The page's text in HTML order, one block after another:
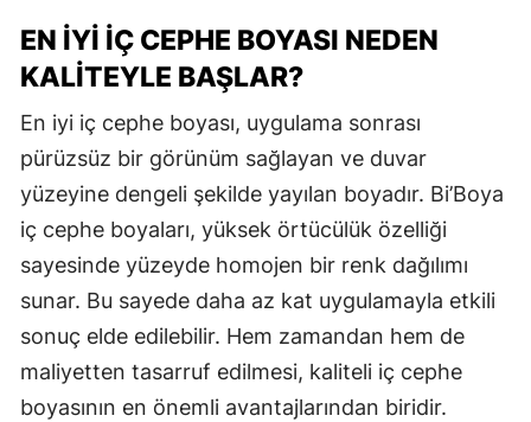
EN İYI İÇ CEPHE BOYASI NEDEN
KALITEYLE BAŞLAR?
En iyi iç cephe boyası, uygulama sonrası
pürüzsüz bir görünüm sağlayan ve duvar
yüzeyine dengeli şekilde yayılan boyadır. Bi’Boya
iç cephe boyaları, yüksek örtücülük özelliği
sayesinde yüzeyde homojen bir renk dağılımı
sunar. Bu sayede daha az kat uygulamayla etkili
sonuç elde edilebilir. Hem zamandan hem de
maliyetten tasarruf edilmesi, kaliteli iç cephe
boyasının en önemli avantajlarından biridir.